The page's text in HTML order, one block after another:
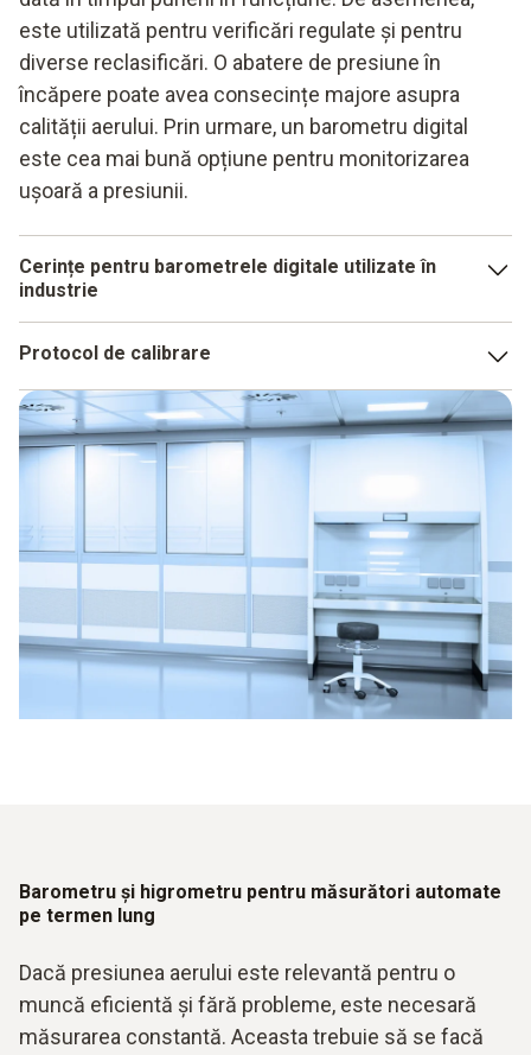
este utilizată pentru verificări regulate și pentru
diverse reclasificări. O abatere de presiune în
încăpere poate avea consecințe majore asupra
calității aerului. Prin urmare, un barometru digital
este cea mai bună opțiune pentru monitorizarea
ușoară a presiunii.
Cerințe pentru barometrele digitale utilizate în
industrie
serie de caracteristici pentru utilizarea într-un mediu
industrial:
Date de măsurare precise
Ușor de utilizat
Combinat cu un analizor de umiditate
Protocol de calibrare
Un protocol de calibrare este, de asemenea, relevant pentru
utilizarea într-un mediu industrial. Barometrele digitale
Testo sunt, desigur, echipate cu protocoalele
Barometru și higrometru pentru măsurători automate
pe termen lung
Dacă presiunea aerului este relevantă pentru o
muncă eficientă și fără probleme, este necesară
măsurarea constantă. Aceasta trebuie să se facă